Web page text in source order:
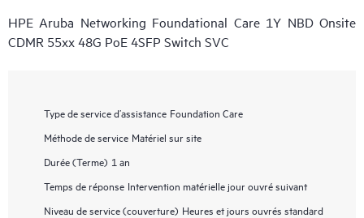
HPE Aruba Networking Foundational Care 1Y NBD Onsite
CDMR 55xx 48G PoE 4SFP Switch SVC
Type de service d’assistance Foundation Care
Méthode de service Matériel sur site
Durée (Terme) 1 an
Temps de réponse Intervention matérielle jour ouvré suivant
Niveau de service (couverture) Heures et jours ouvrés standard